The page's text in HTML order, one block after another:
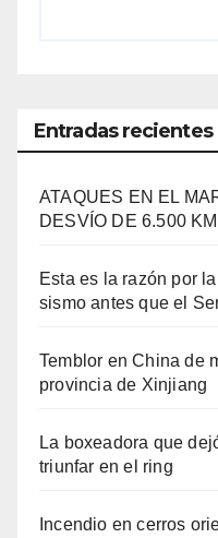
Entradas recientes
ATAQUES EN EL
DESVÍO DE 6.500 KM
Esta es la razón por
sismo antes que el
Temblor en China de
provincia de Xinjiang
La boxeadora que
triunfar en el ring​
Incendio en cerros